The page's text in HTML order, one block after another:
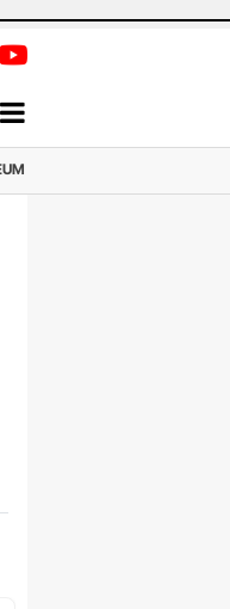
GRAM ALTIN